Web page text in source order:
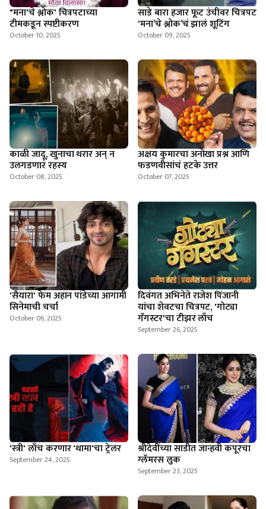
"मना'चे श्लोक' चित्रपटाच्या
टीमकडून स्पष्टीकरण
October 10, 2025
साडे बारा हजार फूट उंचीवर चित्रपट
'मना’चे श्लोक’चं झालं शूटिंग
October 09, 2025
काळी जादू, खुनाचा थरार अन् न
उलगडणारं रहस्य
October 08, 2025
अक्षय कुमारचा अनोखा प्रश्न आणि
फडणवीसांचं हटके उत्तर
October 07, 2025
'सैयारा' फेम अहान पांडेच्या आगामी
सिनेमाची चर्चा
October 06, 2025
दिवंगत अभिनेते राजेश पिंजानी
यांचा शेवटचा चित्रपट, 'गोट्या
गँगस्टर'चा टीझर लाँच
September 26, 2025
'स्त्री' लाँच करणार 'थामा'चा ट्रेलर
September 24, 2025
श्रीदेवींच्या साडीत जान्हवी कपूरचा
ग्लॅमरस लुक
September 23, 2025